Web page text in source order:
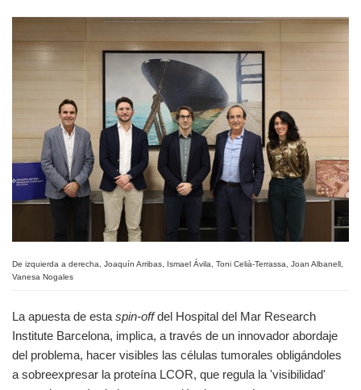
De izquierda a derecha, Joaquín Arribas, Ismael Ávila, Toni Celià-Terrassa, Joan Albanell,
Vanesa Nogales
La apuesta de esta spin-offdel Hospital del Mar Research
Institute Barcelona, implica, a través de un innovador abordaje
del problema, hacer visibles las células tumorales obligándoles
a sobreexpresar la proteína LCOR, que regula la 'visibilidad'